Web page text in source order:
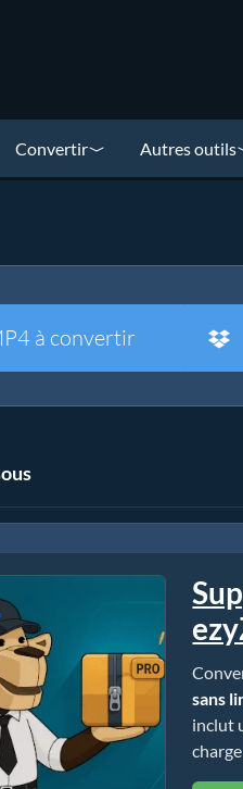
Convertir Autres outils
à convertir
sans
inclut